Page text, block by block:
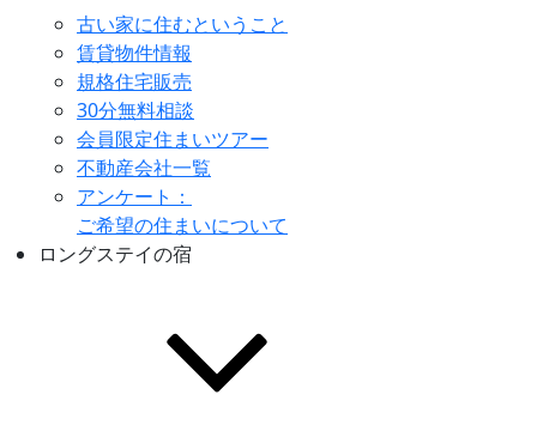
古い家に住むということ
賃貸物件情報
規格住宅販売
30分無料相談
会員限定住まいツアー
不動産会社一覧
アンケート：
ご希望の住まいについて
ロングステイの宿